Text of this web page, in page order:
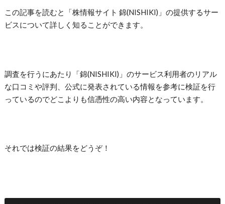
この記事を読むと「株情報サイト 錦(NISHIKI)」の提供するサー
ビスについて詳しく知ることができます。
調査を行うにあたり「錦(NISHIKI)」のサービス利用者のリアル
な口コミや評判、公式に発表されている情報を参考に検証を行
っているのでどこよりも信憑性の高い内容となっています。
それでは検証の結果をどうぞ！